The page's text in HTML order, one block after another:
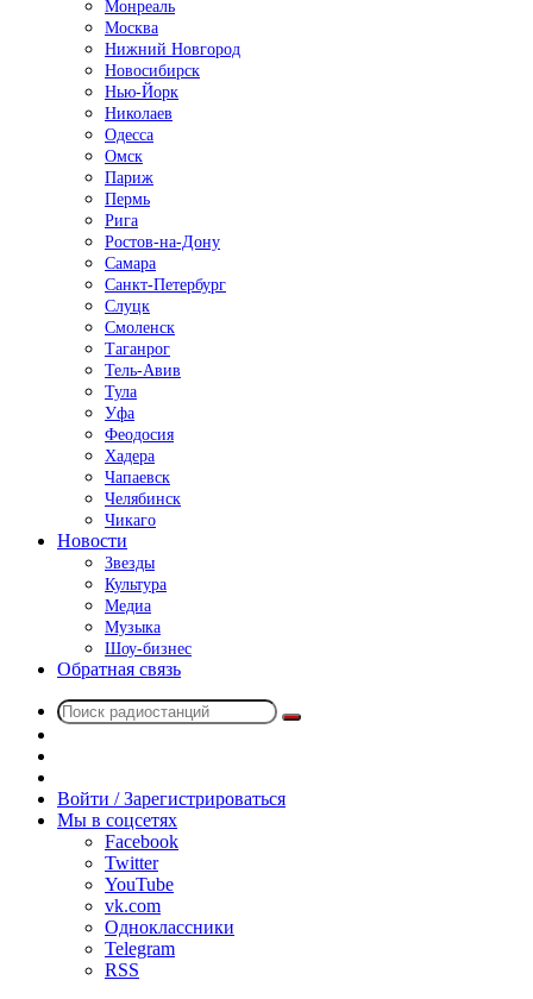
Монреаль
Москва
Нижний Новгород
Новосибирск
Нью-Йорк
Николаев
Одесса
Омск
Париж
Пермь
Рига
Ростов-на-Дону
Самара
Санкт-Петербург
Слуцк
Смоленск
Таганрог
Тель-Авив
Тула
Уфа
Феодосия
Хадера
Чапаевск
Челябинск
Чикаго
Новости
Звезды
Культура
Медиа
Музыка
Шоу-бизнес
Обратная связь
Поиск
радио
Войти / Зарегистрироваться
Мы в соцсетях
Facebook
Twitter
YouTube
vk.com
Одноклассники
Telegram
RSS